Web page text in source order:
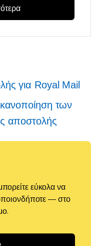
για Royal Mail
των
αποστολής
εύκολα να
— στο